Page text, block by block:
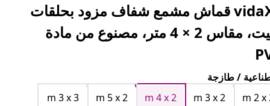
vidaXL قماش مشمع شفاف مزود بحلقات
تثبيت، مقاس 2 × 4 متر، مصنوع من مادة
/ طازجة
m 2 x
m 3 x 2
m 4 x 2
m 5 x 2
m 3 x 3